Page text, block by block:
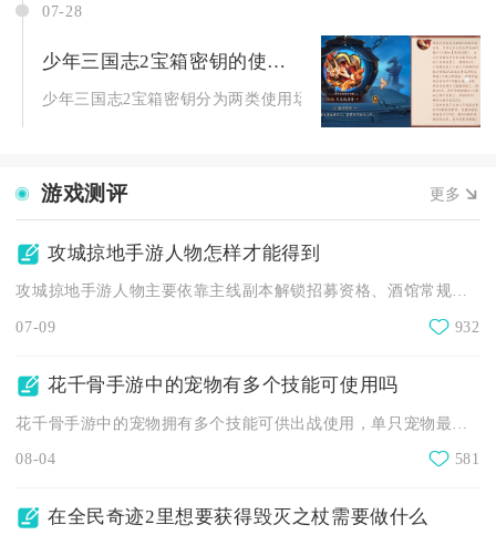
07-28
少年三国志2宝箱密钥的使用方法是什么
少年三国志2宝箱密钥分为两类使用场景，一类是外部渠道领取
游戏测评 更多
攻城掠地手游人物怎样才能得到
攻城掠地手游人物主要依靠主线副本解锁招募资格、酒馆常规招募、...
07-09 932
花千骨手游中的宠物有多个技能可使用吗
08-04 581
在全民奇迹2里想要获得毁灭之杖需要做什么